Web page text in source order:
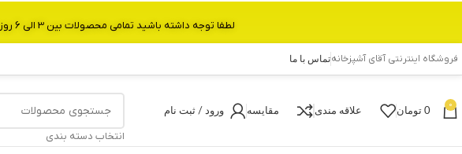
فروشگاه اینترنتی آقای آشپزخانهتماس با ما
0
0 تومان علاقه مندی مقایسه ورود / ثبت نام
انتخاب دسته بندی
لطفا توجه داشته باشید تمامی محصولات بین 3 الی 6 روز کاری تحویل پست داده میشود.با تشکر از صبر و شکیبایی شما.شماره تماس:09907750029